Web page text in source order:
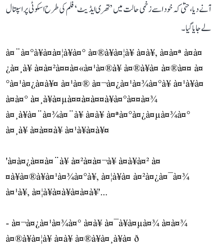
آنے دیا، حتیٰ کہ خود اسے زخمی حالت میں ’تھری ایڈیٹ‘ فلم کی طرح اسکوٹی پر اسپتال
لے جایا گیا۔
à¤¨à¤°à¥à¤à¤¦à¥à¤° à¤®à¥à¤¦à¥ à¤à¥, à¤à¤ª à¤à¤
¿à¤¸à¥ à¤à¤²à¤¤à¤«à¤¹à¤®à¥ à¤®à¥à¤ à¤®à¤¤ à¤
°à¤¹à¤¿à¤à¥¤ à¤¹à¤® à¤¬à¤¿à¤¹à¤¾à¤°à¥ à¤¹à¥à¤
à¤à¤° à¤¸à¥à¤µà¤¤à¤à¤¤à¥à¤°à¤¤à¤¾
à¤¸à¥à¤¨à¤¾à¤¨à¥ à¤à¥ à¤ªà¤°à¤¿à¤µà¤¾à¤°
à¤¸à¥ à¤à¤¤à¥ à¤¹à¥à¤à¥¤
'à¤à¤¿à¤¤à¤¨à¥ à¤²à¤à¤¬à¥ à¤à¥à¤² à¤
¤à¥à¤®à¥à¤¹à¤¾à¤°à¥, à¤¦à¥à¤ à¤²à¤¿à¤¯à¤¾
à¤¹à¥, à¤¦à¥à¤à¥à¤à¤à¥'...
- à¤¬à¤¿à¤¹à¤¾à¤° à¤à¥ à¤¯à¥à¤µà¤¾ à¤à¤¾
à¤®à¥à¤¦à¥ à¤à¥ à¤®à¥à¤¸à¥à¤ ð